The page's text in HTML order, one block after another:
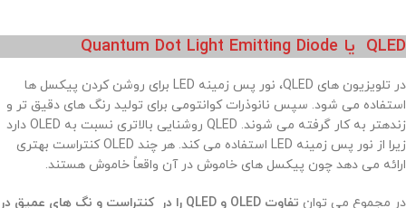
QLED یا Quantum Dot Light Emitting Diode
در تلویزیون های QLED، نور پس زمینه LED برای روشن کردن پیکسل ها
استفاده می شود. سپس نانوذرات کوانتومی برای تولید رنگ های دقیق تر و
زندهتر به کار گرفته می شوند. QLED روشنایی بالاتری نسبت به OLED دارد
زیرا از نور پس زمینه LED استفاده می کند. هر چند OLED کنتراست بهتری
ارائه می دهد چون پیکسل های خاموش در آن واقعاً خاموش هستند.
در مجموع می توان تفاوت OLED و QLED را در کنتراست و نگ های عمیق در